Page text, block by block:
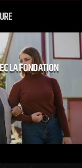
LA FONDATION